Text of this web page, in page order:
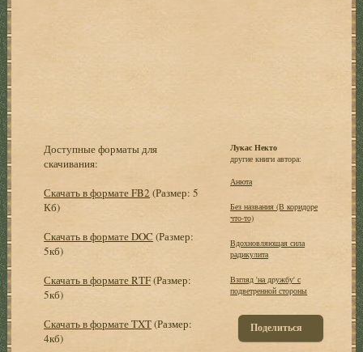
Доступные форматы для
скачивания:
Скачать в формате FB2 (Размер: 5
Кб)
Скачать в формате DOC (Размер:
5кб)
Скачать в формате RTF(Размер:
5кб)
Скачать в формате TXT(Размер:
4кб)
Лукас Некто
другие книги автора:
Анюта
Без названия (В коpидоpе
что-то)
Вдохновляющая сила
радикулита
Взгляд 'на дpужбу' с
подветpенной стоpоны
Поделиться